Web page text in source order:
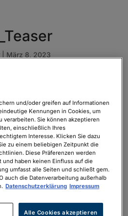
| März 8, 2023
und/oder greifen auf Informationen
Kennungen in Cookies, um
verarbeiten. Sie können akzeptieren
einschließlich Ihres
Interesse. Klicken Sie dazu
zu einem beliebigen Zeitpunkt die
Diese Präferenzen werden
und haben keinen Einfluss auf die
umfasst alle Seiten und schließt gem.
auch die Datenverarbeitung außerhalb
Datenschutzerklärung Impressum
Alle Cookies akzeptieren